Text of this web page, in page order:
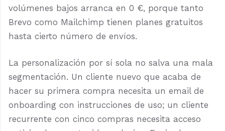
volúmenes bajos arranca en 0 €, porque tanto
Brevo como Mailchimp tienen planes gratuitos
hasta cierto número de envíos.
La personalización por sí sola no salva una mala
segmentación. Un cliente nuevo que acaba de
hacer su primera compra necesita un email de
onboarding con instrucciones de uso; un cliente
recurrente con cinco compras necesita acceso